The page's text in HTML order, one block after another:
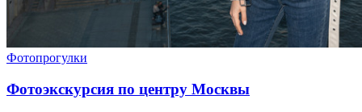
Фотопрогулки
Фотоэкскурсия по центру Москвы